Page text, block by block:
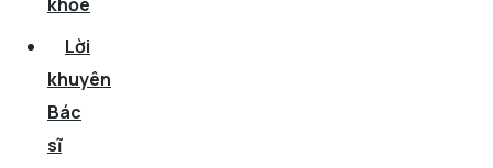
Lời
khuyên
Bác
sĩ